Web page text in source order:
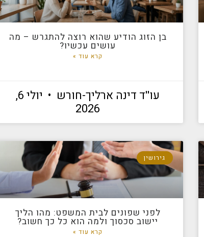
בן הזוג הודיע שהוא רוצה להתגרש – מה
עושים עכשיו?
קרא עוד »
עו''ד דינה ארליך-חורש
יולי 6,
2026
גירושין
לפני שפונים לבית המשפט: מהו הליך
יישוב סכסוך ולמה הוא כל כך חשוב?
קרא עוד »